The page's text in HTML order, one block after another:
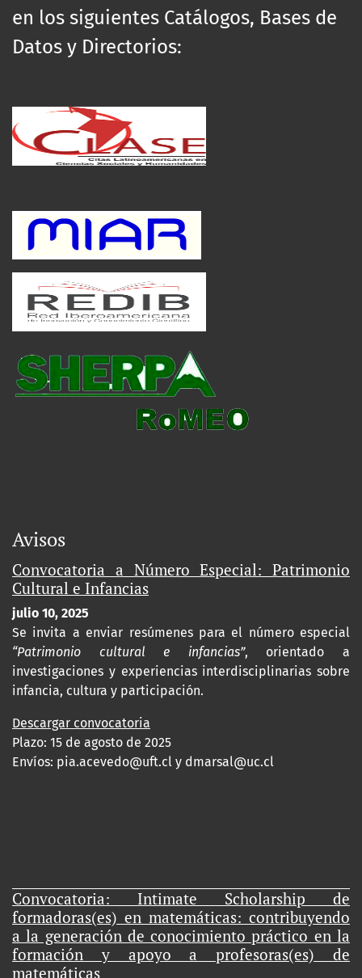
en los siguientes Catálogos, Bases de
Datos y Directorios:
Avisos
Convocatoria a Número Especial: Patrimonio
Cultural e Infancias
julio 10, 2025
Se invita a enviar resúmenes para el número especial
“Patrimonio cultural e infancias”, orientado a
investigaciones y experiencias interdisciplinarias sobre
infancia, cultura y participación.
Descargar convocatoria
Plazo: 15 de agosto de 2025
Envíos: pia.acevedo@uft.cl y dmarsal@uc.cl
Convocatoria: Intimate Scholarship de
formadoras(es) en matemáticas: contribuyendo
a la generación de conocimiento práctico en la
formación y apoyo a profesoras(es) de
matemáticas